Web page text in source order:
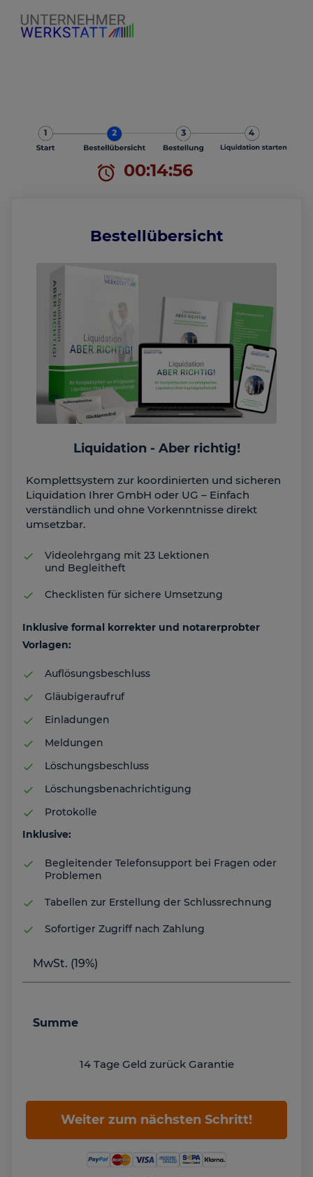
00 14 56
Bestellübersicht
Liquidation - Aber richtig!
Komplettsystem zur koordinierten und sicheren
Liquidation Ihrer GmbH oder UG – Einfach
verständlich und ohne Vorkenntnisse direkt
umsetzbar.
Videolehrgang mit 23 Lektionen
und Begleitheft
Checklisten für sichere Umsetzung
Inklusive formal korrekter und notarerprobter
Vorlagen:
Auflösungsbeschluss
Gläubigeraufruf
Einladungen
Meldungen
Löschungsbeschluss
Löschungsbenachrichtigung
Protokolle
Inklusive:
Begleitender Telefonsupport bei Fragen oder
Problemen
Tabellen zur Erstellung der Schlussrechnung
Sofortiger Zugriff nach Zahlung
MwSt. (19%)
Summe
14 Tage Geld zurück Garantie
Weiter zum nächsten Schritt!